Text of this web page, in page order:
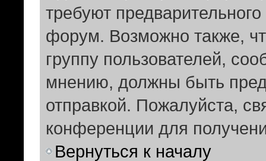
требуют
форум. Возможно также,
группу пользователей,
мнению, должны быть
отправкой. Пожалуйста,
конференции для
Вернуться к началу